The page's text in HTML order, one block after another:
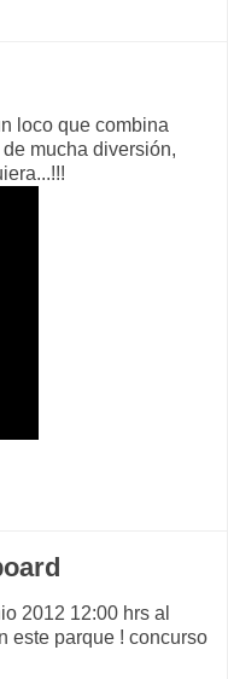
loco que combina
mucha diversión,
2012 12:00 hrs al
este parque ! concurso